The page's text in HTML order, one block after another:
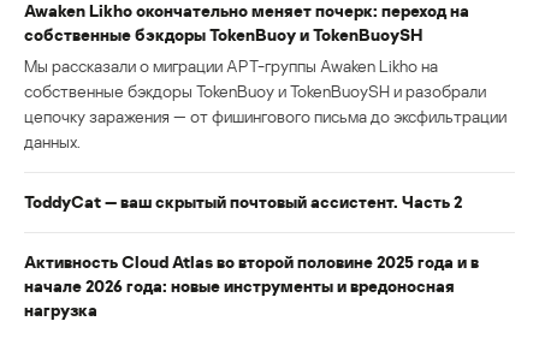
Awaken Likho окончательно меняет почерк: переход на
собственные бэкдоры TokenBuoy и TokenBuoySH
Мы рассказали о миграции APT-группы Awaken Likho на
собственные бэкдоры TokenBuoy и TokenBuoySH и разобрали
цепочку заражения — от фишингового письма до эксфильтрации
данных.
ToddyCat — ваш скрытый почтовый ассистент. Часть 2
Активность Cloud Atlas во второй половине 2025 года и в
начале 2026 года: новые инструменты и вредоносная
нагрузка